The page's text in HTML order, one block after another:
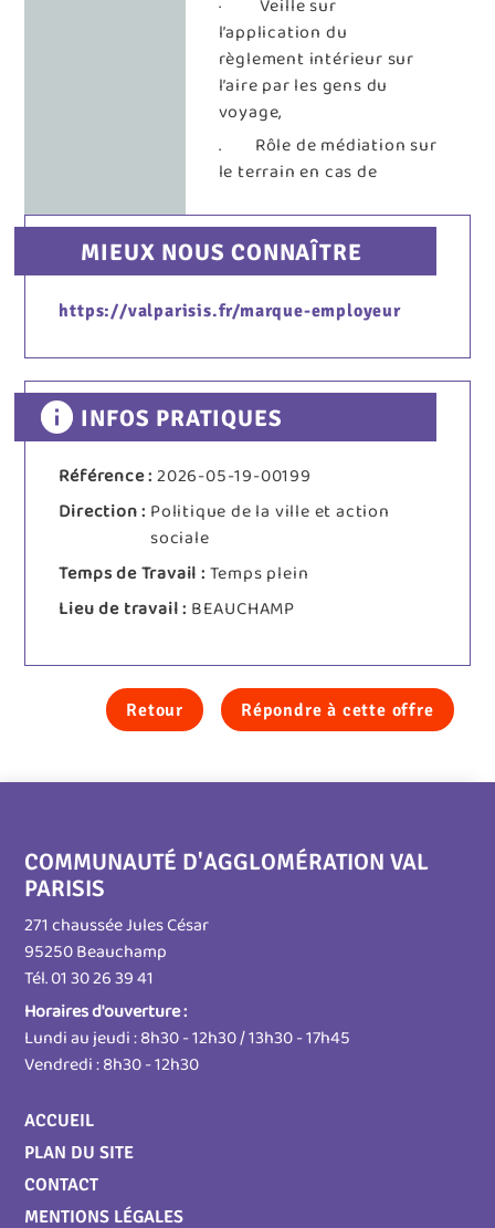
MIEUX NOUS CONNAÎTRE
https://valparisis.fr/marque-employeur
INFOS PRATIQUES
Référence :2026-05-19-00199
Direction : Politique de la ville et action
sociale
Temps de Travail : Temps plein
Lieu de travail : BEAUCHAMP
Retour Répondre à cette offre
· Veille sur
l’application du
règlement intérieur sur
l’aire par les gens du
voyage,
. Rôle de médiation sur
le terrain en cas de
COMMUNAUTÉ D'AGGLOMÉRATION VAL
PARISIS
271 chaussée Jules César
95250 Beauchamp
Tél. 01 30 26 39 41
Horaires d'ouverture :
Lundi au jeudi : 8h30 - 12h30 / 13h30 - 17h45
Vendredi : 8h30 - 12h30
Menu
de
page
ACCUEIL
PLAN DU SITE
CONTACT
MENTIONS LÉGALES